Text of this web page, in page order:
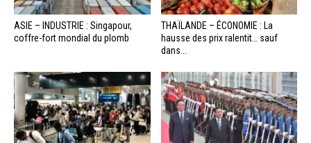
ASIE – INDUSTRIE : Singapour,
coffre-fort mondial du plomb
THAÏLANDE – ÉCONOMIE : La
hausse des prix ralentit… sauf
dans...